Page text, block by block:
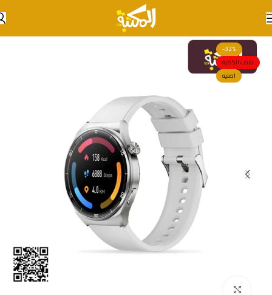
Skip to navigation
Skip to main content
-32%
نفذت الكمية
اصليه